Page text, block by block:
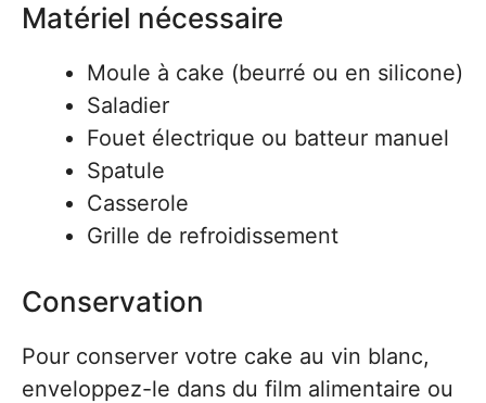
Matériel nécessaire
Moule à cake (beurré ou en silicone)
Saladier
Fouet électrique ou batteur manuel
Spatule
Casserole
Grille de refroidissement
Conservation
Pour conserver votre cake au vin blanc,
enveloppez-le dans du film alimentaire ou